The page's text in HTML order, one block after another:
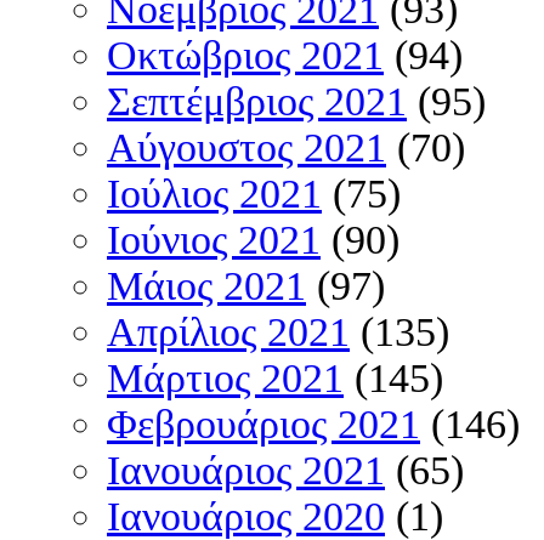
Οκτώβριος 2021 (94)
Σεπτέμβριος 2021 (95)
Αύγουστος 2021 (70)
Ιούλιος 2021 (75)
Ιούνιος 2021 (90)
Μάιος 2021 (97)
Απρίλιος 2021 (135)
Μάρτιος 2021 (145)
Φεβρουάριος 2021 (146)
Ιανουάριος 2021 (65)
Ιανουάριος 2020 (1)